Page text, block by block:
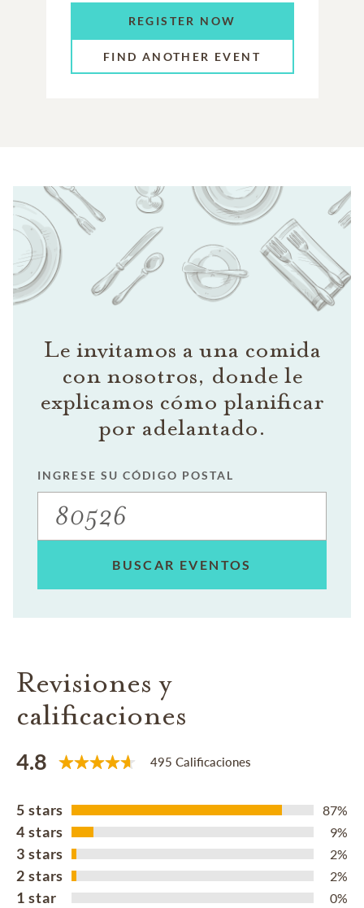
REGISTER NOW
FIND ANOTHER EVENT
Le invitamos a una comida
con nosotros, donde le
explicamos cómo planificar
por adelantado.
INGRESE SU CÓDIGO POSTAL
BUSCAR EVENTOS
Revisiones y
calificaciones
4.8 495 Calificaciones
5 stars 87%
4 stars 9%
3 stars 2%
2 stars 2%
1 star 0%